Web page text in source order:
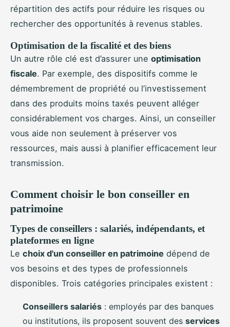
répartition des actifs pour réduire les risques ou
rechercher des opportunités à revenus stables.
Optimisation de la fiscalité et des biens
Un autre rôle clé est d’assurer une optimisation
fiscale. Par exemple, des dispositifs comme le
démembrement de propriété ou l’investissement
dans des produits moins taxés peuvent alléger
considérablement vos charges. Ainsi, un conseiller
vous aide non seulement à préserver vos
ressources, mais aussi à planifier efficacement leur
transmission.
Comment choisir le bon conseiller en
patrimoine
Types de conseillers : salariés, indépendants, et
plateformes en ligne
Le choix d'un conseiller en patrimoine dépend de
vos besoins et des types de professionnels
disponibles. Trois catégories principales existent :
Conseillers salariés : employés par des banques
ou institutions, ils proposent souvent des services